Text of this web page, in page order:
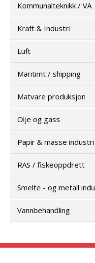
Kommunalteknikk / VA
Kraft & Industri
Luft
Maritimt / shipping
Matvare produksjon
Olje og gass
Papir & masse industri
RAS / fiskeoppdrett
Smelte - og metall
Vannbehandling